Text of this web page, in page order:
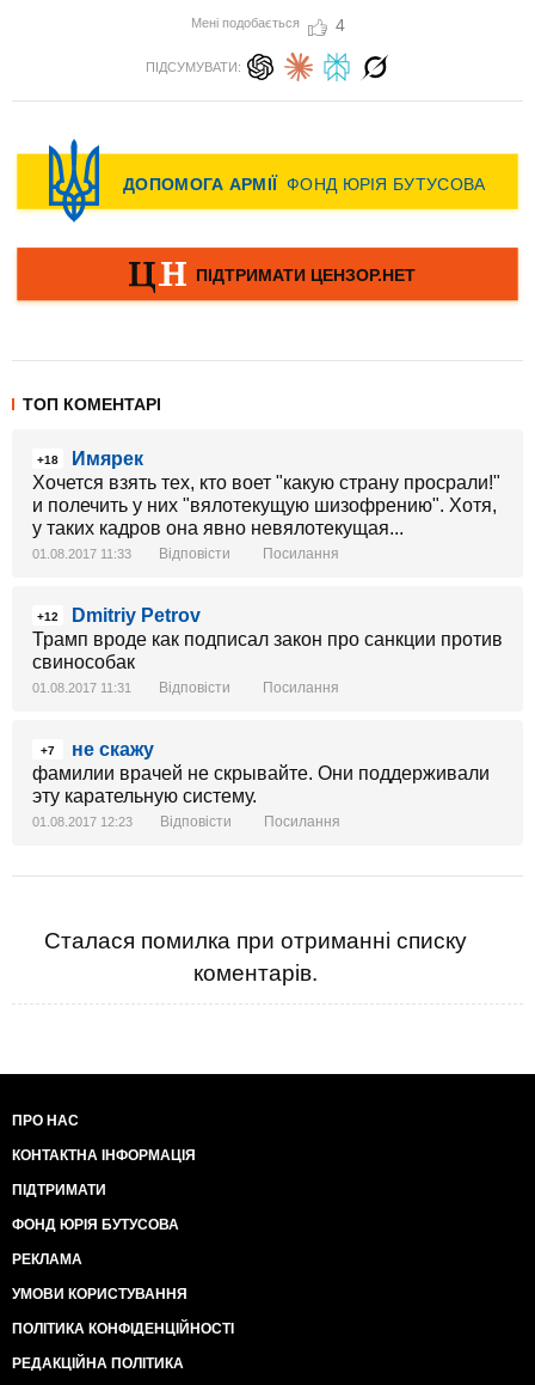
Мені подобається 4
ПІДСУМУВАТИ:
ТОП КОМЕНТАРІ
+18
Имярек
Хочется взять тех, кто воет "какую страну просрали!"
и полечить у них "вялотекущую шизофрению". Хотя,
у таких кадров она явно невялотекущая...
01.08.2017 11:33 Відповісти Посилання
+12
Dmitriy Petrov
Трамп вроде как подписал закон про санкции против
свинособак
01.08.2017 11:31 Відповісти Посилання
+7
не скажу
фамилии врачей не скрывайте. Они поддерживали
эту карательную систему.
01.08.2017 12:23 Відповісти Посилання
Сталася помилка при отриманні списку
коментарів.
ПРО НАС
КОНТАКТНА ІНФОРМАЦІЯ
ПІДТРИМАТИ
ФОНД ЮРІЯ БУТУСОВА
РЕКЛАМА
УМОВИ КОРИСТУВАННЯ
ПОЛІТИКА КОНФІДЕНЦІЙНОСТІ
РЕДАКЦІЙНА ПОЛІТИКА